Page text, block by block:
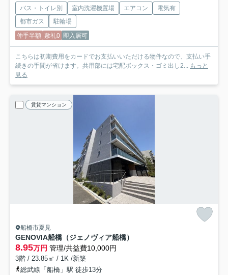
バス・トイレ別 室内洗濯機置場 エアコン
電気有
都市ガス
駐輪場
仲手半額 敷礼0 即入居可
こちらは初期費用をカードでお支払いいただける物件なので、支払い手
続きの手間が省けます。共用部には宅配ボックス・ゴミ出し2... もっと
見る
賃貸マンション
船橋市夏見
GENOVIA船橋（ジェノヴィア船橋）
8.95万円 管理/共益費10,000円
3階 / 23.85㎡ / 1K /新築
総武線「船橋」駅 徒歩13分